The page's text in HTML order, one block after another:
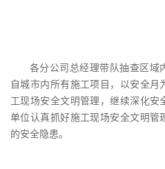
各分公司总经理带队抽查区域
自城市内所有施工项目，以安全
工现场安全文明管理，继续深化安
单位认真抓好施工现场安全文明管
的安全隐患。